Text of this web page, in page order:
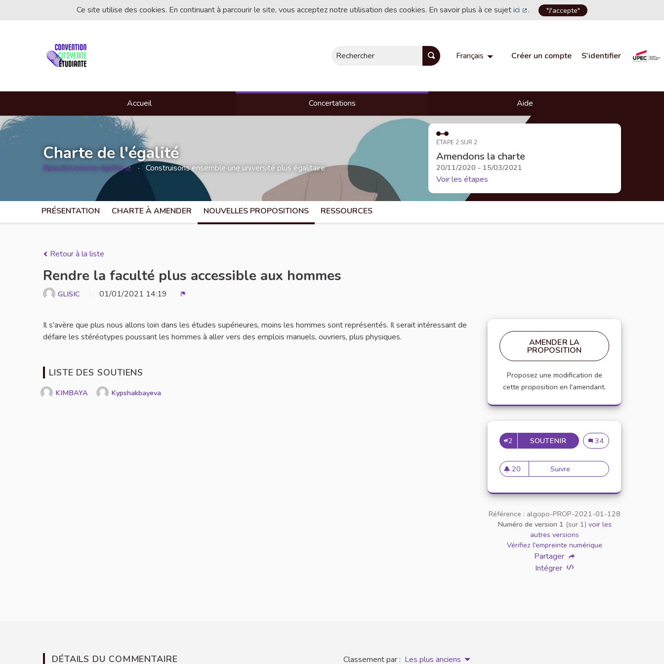
Ce site utilise des cookies. En continuant à parcourir le site, vous acceptez notre utilisation des cookies. En savoir plus à ce sujetici
(Lien externe)
. "J'accepte"
Rechercher Français Choisir la langueChoose language
Créer un compte S'identifier
Accueil Concertations Aide
Charte de l'égalité
#pasdesexisme égalité Construisons ensemble une université plus égalitaire
ÉTAPE 2 SUR 2
Amendons la charte
20/11/2020 - 15/03/2021
Voir les étapes
PRÉSENTATION CHARTE À AMENDER NOUVELLES PROPOSITIONS RESSOURCES
Retour à la liste
Rendre la faculté plus accessible aux hommes
GLISIC 01/01/2021 14:19
Il s'avère que plus nous allons loin dans les études supérieures, moins les hommes sont représentés. Il serait intéressant de
défaire les stéréotypes poussant les hommes à aller vers des emplois manuels, ouvriers, plus physiques.
LISTE DES SOUTIENS
KIMBAYA Kypshakbayeva
AMENDER LA
PROPOSITION
Proposez une modification de
cette proposition en l'amendant.
2 SOUTENIR RENDRE LA FACULTÉ
Rendre la faculté plus
34
20
20 abonnés
Suivre Rendre la faculté plus
Référence : algopo-PROP-2021-01-128
Numéro de version 1 (sur 1) voir les
autres versions
Vérifiez l'empreinte numérique
Partager
Intégrer
DÉTAILS DU COMMENTAIRE Classement par : Les plus anciens